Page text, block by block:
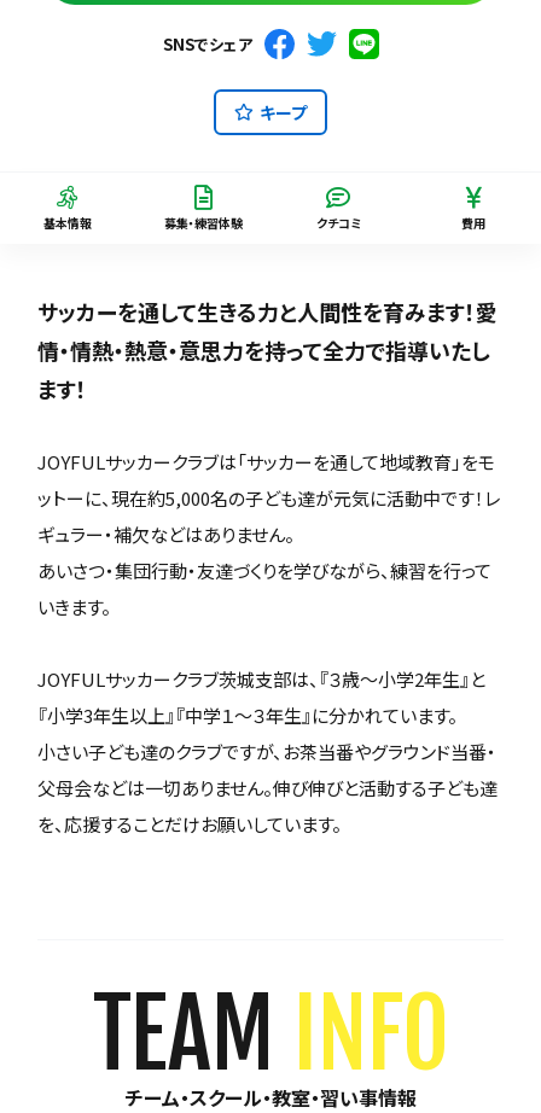
SNSでシェア
キープ
基本情報 募集・練習体験 クチコミ 費用
サッカーを通して生きる力と人間性を育みます！愛
情・情熱・熱意・意思力を持って全力で指導いたし
ます！
JOYFULサッカークラブは「サッカーを通して地域教育」をモ
ットーに、現在約5,000名の子ども達が元気に活動中です！レ
ギュラー・補欠などはありません。
あいさつ・集団行動・友達づくりを学びながら、練習を行って
いきます。
JOYFULサッカークラブ茨城支部は、『３歳～小学2年生』と
『小学3年生以上』『中学１～３年生』に分かれています。
小さい子ども達のクラブですが、お茶当番やグラウンド当番・
父母会などは一切ありません。伸び伸びと活動する子ども達
を、応援することだけお願いしています。
TEAM INFO
チーム・スクール・教室・習い事情報